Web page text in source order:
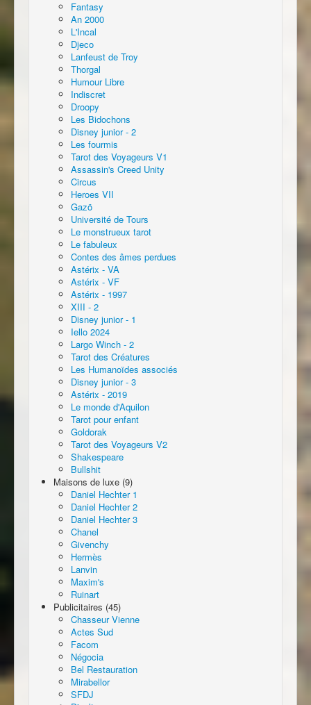
Fantasy
An 2000
L'Incal
Djeco
Lanfeust de Troy
Thorgal
Humour Libre
Indiscret
Droopy
Les Bidochons
Disney junior - 2
Les fourmis
Tarot des Voyageurs V1
Assassin's Creed Unity
Circus
Heroes VII
Gazö
Université de Tours
Le monstrueux tarot
Le fabuleux
Contes des âmes perdues
Astérix - VA
Astérix - VF
Astérix - 1997
XIII - 2
Disney junior - 1
Iello 2024
Largo Winch - 2
Tarot des Créatures
Les Humanoïdes associés
Disney junior - 3
Astérix - 2019
Le monde d'Aquilon
Tarot pour enfant
Goldorak
Tarot des Voyageurs V2
Shakespeare
Bullshit
Maisons de luxe (9)
Daniel Hechter 1
Daniel Hechter 2
Daniel Hechter 3
Chanel
Givenchy
Hermès
Lanvin
Maxim's
Ruinart
Publicitaires (45)
Chasseur Vienne
Actes Sud
Facom
Négocia
Bel Restauration
Mirabellor
SFDJ